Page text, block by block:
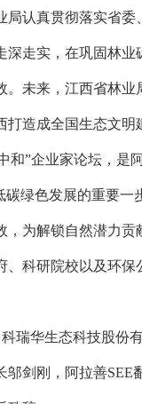
局认真贯彻落实省
走实，在巩固林
。未来，江西省林
造成全国生态文明
和”企业家论坛，是
碳绿色发展的重要
为解锁自然潜力
科研院校以及环
瑞华生态科技股份
邬剑刚，阿拉善SEE